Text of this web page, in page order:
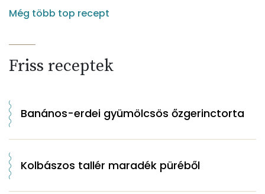
Még több top recept
Friss receptek
Banános-erdei gyümölcsös őzgerinctorta
Kolbászos tallér maradék püréből